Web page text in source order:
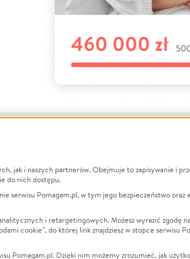
darmo
Zbieraj na
Leczenie
Zwierzęta
Pożar
jak i naszych partnerów. Obejmuje to zapisywanie i
do nich dostępu.
serwisu Pomagam.pl, w tym jego bezpieczeństwo
i retargetingowych. Możesz wyrazić zgodę
cookie”, do której link znajdziesz w stopce serwisu
Pomagam.pl. Dzięki nim możemy zrozumieć, jak